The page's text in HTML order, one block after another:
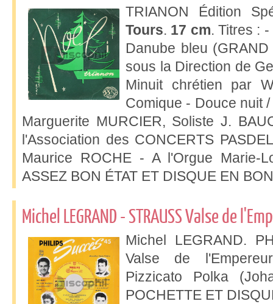
TRIANON Édition
Tours. 17 cm. Titres :
Danube bleu
sous la Direction de
Minuit chrétien par
Comique - Douce nuit
Marguerite MURCIER, Soliste J.
l'Association des CONCERTS
Maurice ROCHE - A l'Orgue Marie-
ASSEZ BON ÉTAT ET DISQUE EN
Michel LEGRAND - STRAUSS Valse de
Michel LEGRAND.
Valse de
Pizzicato Polka
POCHETTE ET